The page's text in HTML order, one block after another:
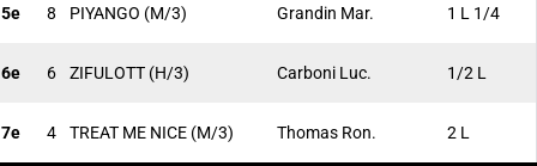
5e 8 PIYANGO (M/3) Grandin Mar. 1 L 1/4
6e 6 ZIFULOTT (H/3) Carboni Luc. 1/2 L
7e 4 TREAT ME NICE (M/3) Thomas Ron. 2 L